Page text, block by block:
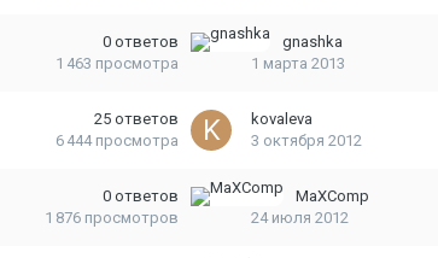
0 ответов
1 463 просмотра
gnashka
1 марта 2013
25 ответов
6 444 просмотра
kovaleva
3 октября 2012
0 ответов
1 876 просмотров
MaXComp
24 июля 2012